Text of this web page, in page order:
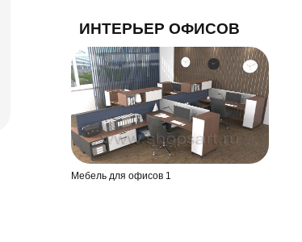
ИНТЕРЬЕР ОФИСОВ
Мебель для офисов 1